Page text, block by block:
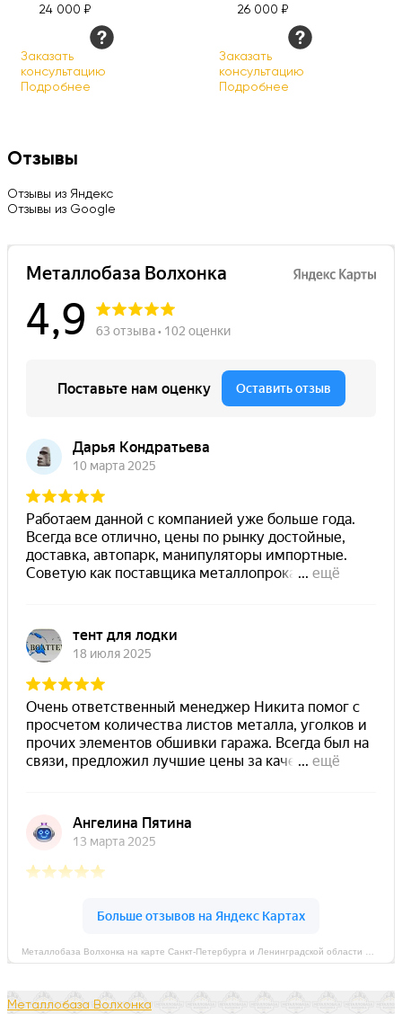
24 000 ₽
Заказать
консультацию
Подробнее
26 000 ₽
Заказать
консультацию
Подробнее
Отзывы
Отзывы из Яндекс
Отзывы из Google
Металлобаза Волхонка на карте Санкт‑Петербурга и Ленинградской области — Яндекс Карты
Металлобаза Волхонка